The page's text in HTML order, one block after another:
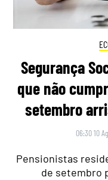
Segurança
que não
setembro
06:30 10
Pensionistas
de setembro